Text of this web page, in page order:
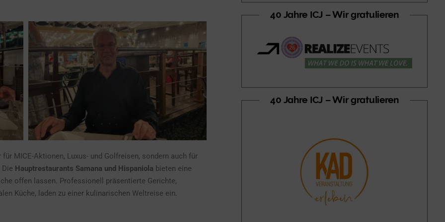
MICE-Aktionen, Luxus- und Golfreisen, sondern auch für
Hauptrestaurants Samana und Hispaniola bieten eine
offen lassen. Professionell präsentierte Gerichte,
Küche, laden zu einer kulinarischen Weltreise ein.
40 Jahre ICJ – Wir gratulieren
40 Jahre ICJ – Wir gratulieren